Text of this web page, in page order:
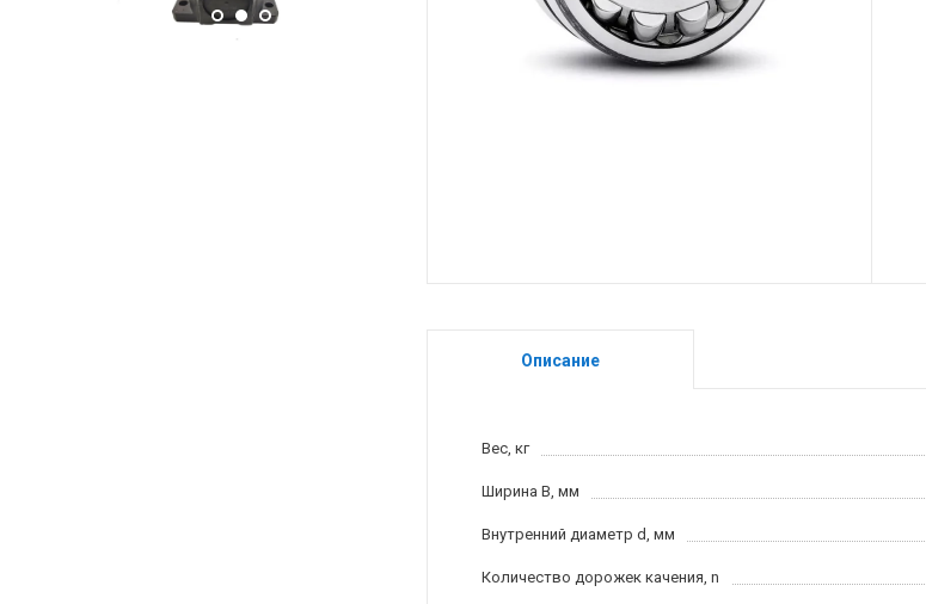
Описание
Вес, кг
Ширина B, мм
Внутренний диаметр d, мм
Количество дорожек качения, n